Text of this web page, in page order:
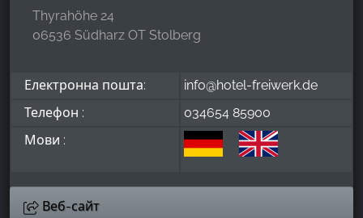
Thyrahöhe 24
06536 Südharz OT Stolberg
Електронна пошта:
info@hotel-freiwerk.de
Телефон :
034654 85900
Мови :
Веб-сайт